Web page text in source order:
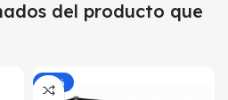
del producto que
-25%